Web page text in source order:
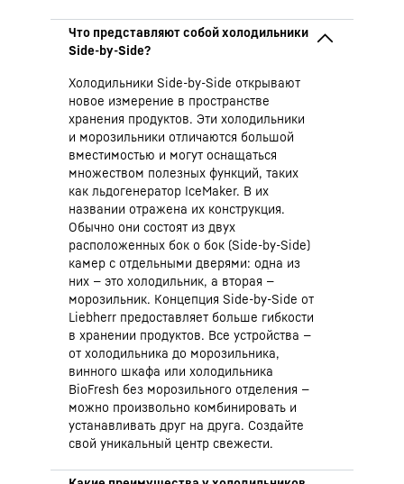
Холодильники Side-by-Side открывают
новое измерение в пространстве
хранения продуктов. Эти холодильники
и морозильники отличаются большой
вместимостью и могут оснащаться
множеством полезных функций, таких
как льдогенератор IceMaker. В их
названии отражена их конструкция.
Обычно они состоят из двух
расположенных бок о бок (Side-by-Side)
камер с отдельными дверями: одна из
них — это холодильник, а вторая —
морозильник. Концепция Side-by-Side от
Liebherr предоставляет больше гибкости
в хранении продуктов. Все устройства —
от холодильника до морозильника,
винного шкафа или холодильника
BioFresh без морозильного отделения —
можно произвольно комбинировать и
устанавливать друг на друга. Создайте
свой уникальный центр свежести.